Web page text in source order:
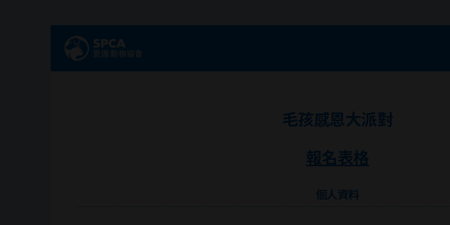
毛孩感恩大派對
報名表格
個人資料